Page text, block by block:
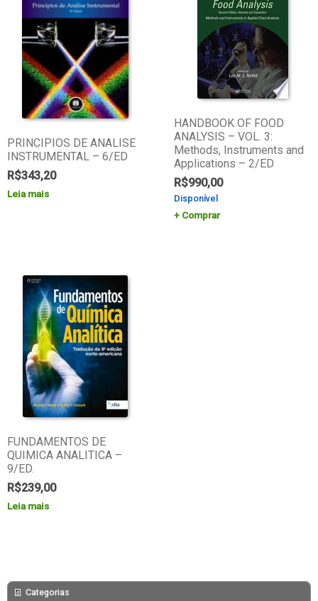
PRINCIPIOS DE ANALISE
INSTRUMENTAL – 6/ED
R$343,20
Leia mais
HANDBOOK OF FOOD
ANALYSIS – VOL. 3:
Methods, Instruments and
Applications – 2/ED
R$990,00
Disponível
Comprar
FUNDAMENTOS DE
QUIMICA ANALITICA –
9/ED.
R$239,00
Leia mais
Categorias